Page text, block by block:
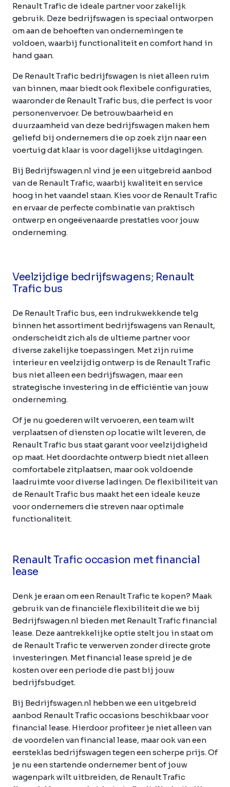
Renault Trafic de ideale partner voor zakelijk
gebruik. Deze bedrijfswagen is speciaal ontworpen
om aan de behoeften van ondernemingen te
voldoen, waarbij functionaliteit en comfort hand in
hand gaan.
De Renault Trafic bedrijfswagen is niet alleen ruim
van binnen, maar biedt ook flexibele configuraties,
waaronder de Renault Trafic bus, die perfect is voor
personenvervoer. De betrouwbaarheid en
duurzaamheid van deze bedrijfswagen maken hem
geliefd bij ondernemers die op zoek zijn naar een
voertuig dat klaar is voor dagelijkse uitdagingen.
Bij Bedrijfswagen.nl vind je een uitgebreid aanbod
van de Renault Trafic, waarbij kwaliteit en service
hoog in het vaandel staan. Kies voor de Renault Trafic
en ervaar de perfecte combinatie van praktisch
ontwerp en ongeëvenaarde prestaties voor jouw
onderneming.
Veelzijdige bedrijfswagens; Renault
Trafic bus
De Renault Trafic bus, een indrukwekkende telg
binnen het assortiment bedrijfswagens van Renault,
onderscheidt zich als de ultieme partner voor
diverse zakelijke toepassingen. Met zijn ruime
interieur en veelzijdig ontwerp is de Renault Trafic
bus niet alleen een bedrijfswagen, maar een
strategische investering in de efficiëntie van jouw
onderneming.
Of je nu goederen wilt vervoeren, een team wilt
verplaatsen of diensten op locatie wilt leveren, de
Renault Trafic bus staat garant voor veelzijdigheid
op maat. Het doordachte ontwerp biedt niet alleen
comfortabele zitplaatsen, maar ook voldoende
laadruimte voor diverse ladingen. De flexibiliteit van
de Renault Trafic bus maakt het een ideale keuze
voor ondernemers die streven naar optimale
functionaliteit.
Renault Trafic occasion met financial
lease
Denk je eraan om een Renault Trafic te kopen? Maak
gebruik van de financiële flexibiliteit die we bij
Bedrijfswagen.nl bieden met Renault Trafic financial
lease. Deze aantrekkelijke optie stelt jou in staat om
de Renault Trafic te verwerven zonder directe grote
investeringen. Met financial lease spreid je de
kosten over een periode die past bij jouw
bedrijfsbudget.
Bij Bedrijfswagen.nl hebben we een uitgebreid
aanbod Renault Trafic occasions beschikbaar voor
financial lease. Hierdoor profiteer je niet alleen van
de voordelen van financial lease, maar ook van een
eersteklas bedrijfswagen tegen een scherpe prijs. Of
je nu een startende ondernemer bent of jouw
wagenpark wilt uitbreiden, de Renault Trafic